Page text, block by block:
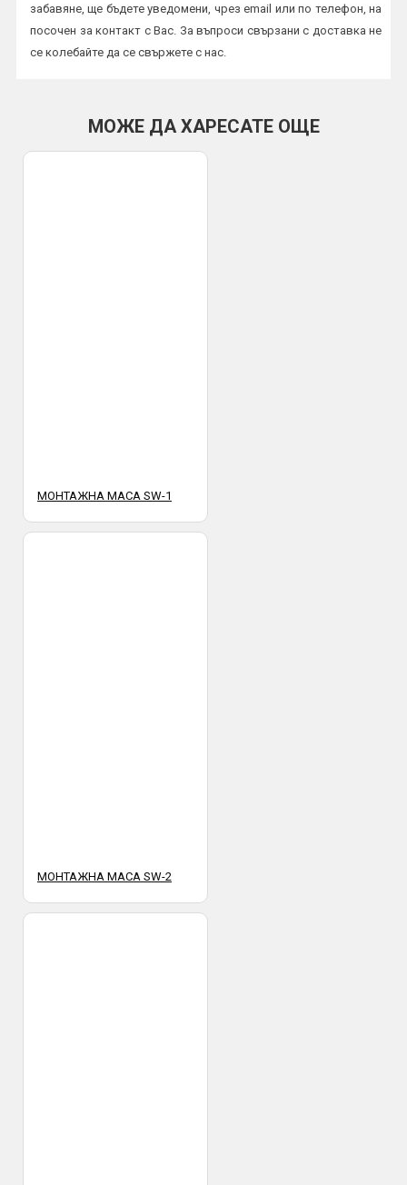
забавяне, ще бъдете уведомени, чрез email или по телефон, на
посочен за контакт с Вас. За въпроси свързани с доставка не
се колебайте да се свържете с нас.
Плащане в брой или с карта на куриер
МОЖЕ ДА ХАРЕСАТЕ ОЩЕ
МОНТАЖНА МАСА SW-1
МОНТАЖНА МАСА SW-2